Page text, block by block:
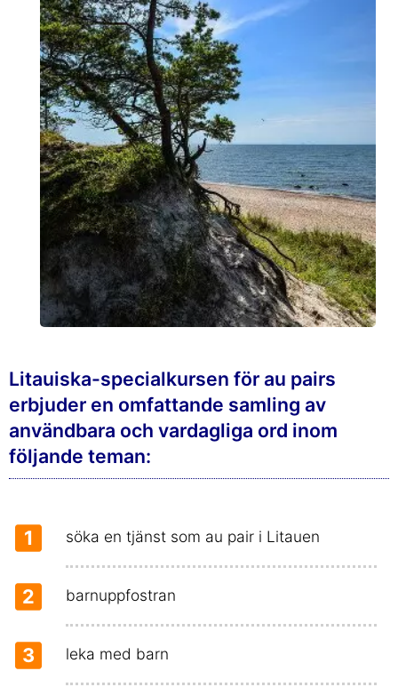
Litauiska-specialkursen för au pairs
erbjuder en omfattande samling av
användbara och vardagliga ord inom
följande teman:
1 söka en tjänst som au pair i Litauen
2 barnuppfostran
3 leka med barn